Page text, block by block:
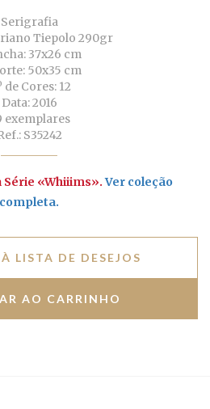
Serigrafia
Tiepolo 290gr
37x26 cm
50x35 cm
de Cores: 12
Data: 2016
exemplares
S35242
Série «Whiiims».Ver coleção
completa.
LISTA DE DESEJOS